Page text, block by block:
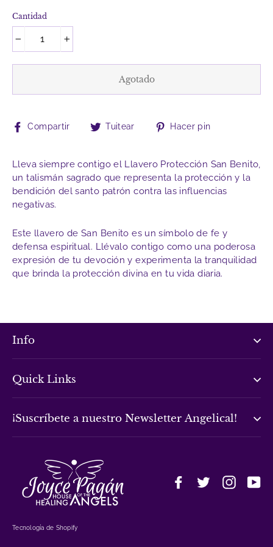
Cantidad
Agotado
Compartir
Compartir
Tuitear
TuitearHacer pin
Lleva siempre contigo el Llavero Protección San Benito,
un talismán sagrado que representa la protección y la
bendición del santo patrón contra las influencias
negativas.
Este llavero de San Benito es un símbolo de fe y
defensa espiritual. Llévalo contigo como una poderosa
expresión de tu devoción y experimenta la tranquilidad
que brinda la protección divina en tu vida diaria.
Info
Quick Links
¡Suscríbete a nuestro Newsletter Angelical!
Facebook
Twitter
Tecnología de Shopify